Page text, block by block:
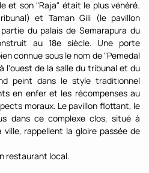
et son "Raja" était le plus vénéré.
et Taman Gili (le pavillon
du palais de Semarapura du
au 18e siècle. Une porte
connue sous le nom de "Pemedal
l'ouest de la salle du tribunal et du
peint dans le style traditionnel
en enfer et les récompenses au
moraux. Le pavillon flottant, le
dans ce complexe clos, situé à
rappellent la gloire passée de
restaurant local.